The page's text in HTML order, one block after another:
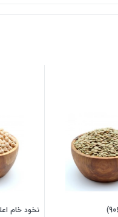
نخود خام